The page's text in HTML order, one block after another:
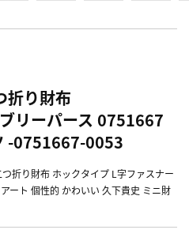
折り財布
リーパース 0751667
-0751667-0053
折り財布 ホックタイプ L字ファスナー
ート 個性的 かわいい 久下貴史 ミニ財